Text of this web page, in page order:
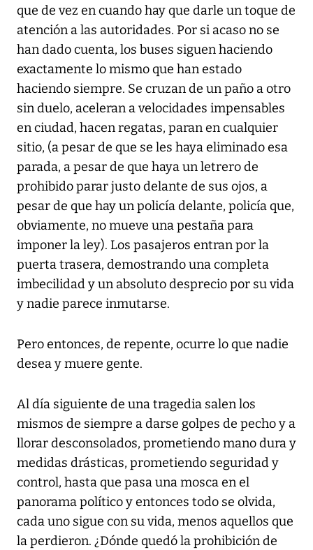
que de vez en cuando hay que darle un toque de
atención a las autoridades. Por si acaso no se
han dado cuenta, los buses siguen haciendo
exactamente lo mismo que han estado
haciendo siempre. Se cruzan de un paño a otro
sin duelo, aceleran a velocidades impensables
en ciudad, hacen regatas, paran en cualquier
sitio, (a pesar de que se les haya eliminado esa
parada, a pesar de que haya un letrero de
prohibido parar justo delante de sus ojos, a
pesar de que hay un policía delante, policía que,
obviamente, no mueve una pestaña para
imponer la ley). Los pasajeros entran por la
puerta trasera, demostrando una completa
imbecilidad y un absoluto desprecio por su vida
y nadie parece inmutarse.
Pero entonces, de repente, ocurre lo que nadie
desea y muere gente.
Al día siguiente de una tragedia salen los
mismos de siempre a darse golpes de pecho y a
llorar desconsolados, prometiendo mano dura y
medidas drásticas, prometiendo seguridad y
control, hasta que pasa una mosca en el
panorama político y entonces todo se olvida,
cada uno sigue con su vida, menos aquellos que
la perdieron. ¿Dónde quedó la prohibición de